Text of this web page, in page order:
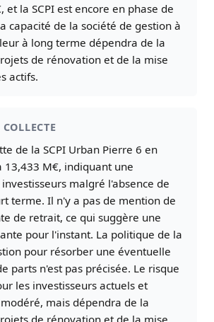
et la SCPI est encore en phase de
capacité de la société de gestion à
à long terme dépendra de la
de rénovation et de la mise
actifs.
de la SCPI Urban Pierre 6 en
13,433 M€, indiquant une
malgré l'absence de
terme. Il n'y a pas de mention de
de retrait, ce qui suggère une
pour l'instant. La politique de la
pour résorber une éventuelle
parts n'est pas précisée. Le risque
les investisseurs actuels et
mais dépendra de la